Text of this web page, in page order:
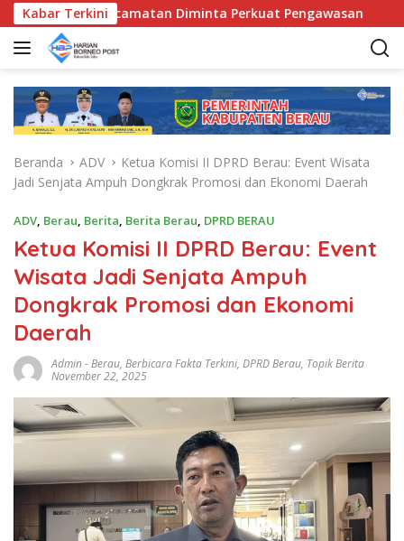
a
Kabar Terkini
Bunda Kecamatan Diminta Perkuat Pengawasan
Beranda ADV
Ketua Komisi II DPRD Berau: Event Wisata
Jadi Senjata Ampuh Dongkrak Promosi dan Ekonomi Daerah
ADV, Berau, Berita, Berita Berau, DPRD BERAU
Ketua Komisi II DPRD Berau: Event
Wisata Jadi Senjata Ampuh
Dongkrak Promosi dan Ekonomi
Daerah
Admin-Berau, Berbicara Fakta Terkini, DPRD Berau, Topik Berita
November 22, 2025